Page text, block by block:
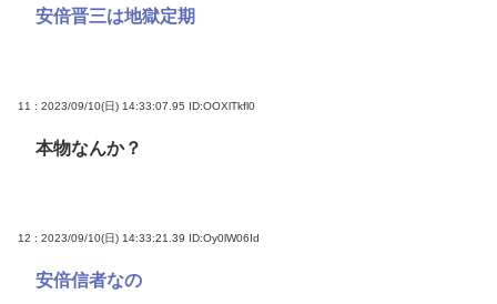
安倍晋三は地獄定期
11 : 2023/09/10(日) 14:33:07.95 ID:OOXlTkfl0
本物なんか？
12 : 2023/09/10(日) 14:33:21.39 ID:Oy0lW06Id
安倍信者なの